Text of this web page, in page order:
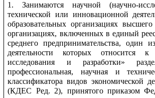
1. Занимаются научной (научно-
технической или инновационной
образовательных организациях
организациях, включенных в единый
среднего предпринимательства, один
деятельности которых относится
исследования и разработки»
профессиональная, научная и
классификатора видов экономической
(КДЕС Ред. 2), принятого приказом